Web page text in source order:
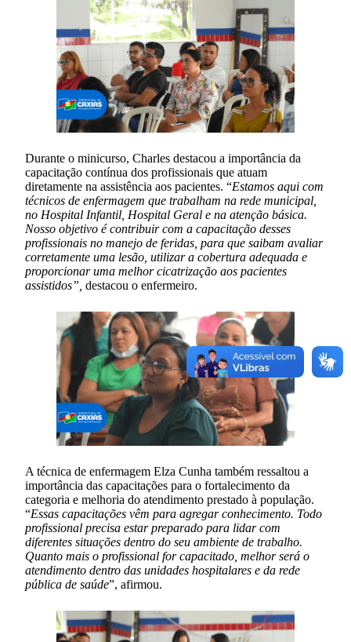
Durante o minicurso, Charles destacou a importância da
capacitação contínua dos profissionais que atuam
diretamente na assistência aos pacientes. “Estamos aqui com
técnicos de enfermagem que trabalham na rede municipal,
no Hospital Infantil, Hospital Geral e na atenção básica.
Nosso objetivo é contribuir com a capacitação desses
profissionais no manejo de feridas, para que saibam avaliar
corretamente uma lesão, utilizar a cobertura adequada e
proporcionar uma melhor cicatrização aos pacientes
assistidos”, destacou o enfermeiro.
A técnica de enfermagem Elza Cunha também ressaltou a
importância das capacitações para o fortalecimento da
categoria e melhoria do atendimento prestado à população.
“Essas capacitações vêm para agregar conhecimento. Todo
profissional precisa estar preparado para lidar com
diferentes situações dentro do seu ambiente de trabalho.
Quanto mais o profissional for capacitado, melhor será o
atendimento dentro das unidades hospitalares e da rede
pública de saúde”, afirmou.